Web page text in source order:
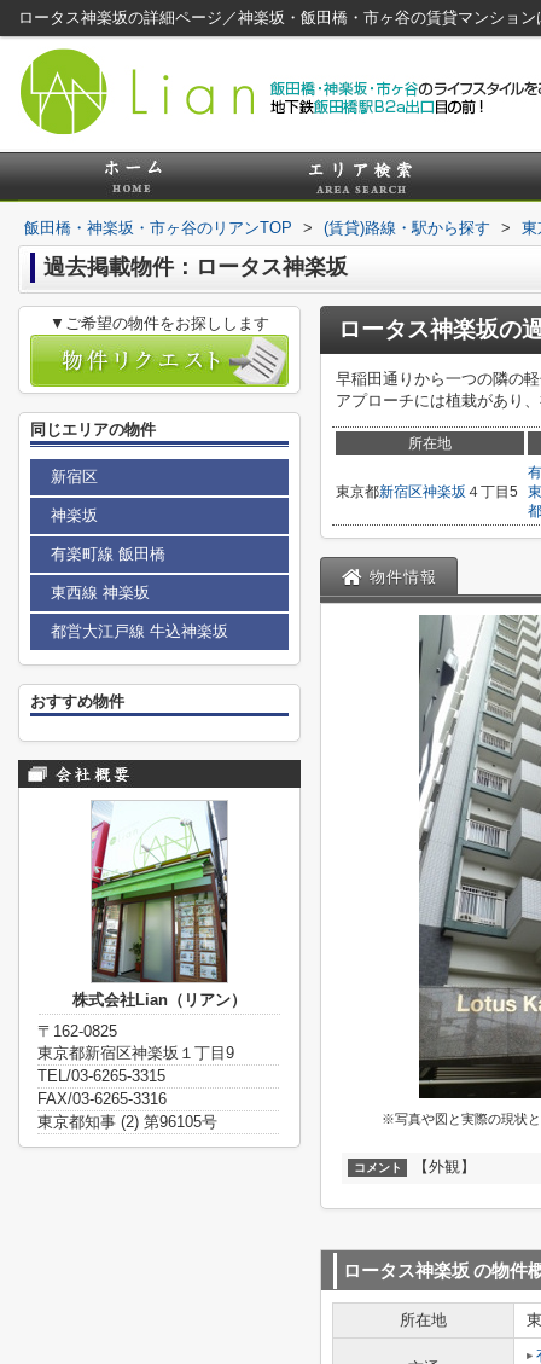
ロータス神楽坂の詳細ページ／神楽坂・飯田橋・市ヶ谷の賃貸マンション
飯田橋・神楽坂・市ヶ谷のリアンTOP > (賃貸)路線・駅から探す > 東
過去掲載物件：ロータス神楽坂
ロータス神楽坂の
早稲田通りから一つの隣の
アプローチには植栽があり
所在地
東京都新宿区神楽坂 ４丁目5
物件情報
※写真や図と実際の現状
コメント 【外観】
ロータス神楽坂 の物件
所在地
▼ご希望の物件をお探しします
同じエリアの物件
新宿区
神楽坂
有楽町線 飯田橋
東西線 神楽坂
都営大江戸線 牛込神楽坂
おすすめ物件
株式会社Lian（リアン）
〒162-0825
東京都新宿区神楽坂１丁目9
TEL/03-6265-3315
FAX/03-6265-3316
東京都知事 (2) 第96105号